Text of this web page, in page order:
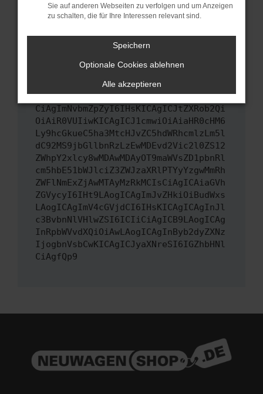
Wende dich an den Webseitenbetreiber.
Wenn du alle oben genannten Schritte versucht
versuchen, das Problem zu beheben. Du kannst
Fehlersuche zu unterstützen:
ewogICJuYW1lIjogIk5ldHdvcmtFcnJvciIs
CiAgImNvbmZpZyI6IHsKICAgICJtZXRob2Qi
OiAiR0VUIiwKICAgICJ1cmwiOiAiaHR0cHM6
Ly9hcGkueC5ha3MtcHJvZC5hdWRhcmlzLm5l
dC92MS9jbGllbnRzLzEwMDEvd2Vic2l0ZS12
ZWhpY2xlcy8wMDAwMDAyOT9maWVsZD1pbnRl
cm5hbE51bWJlciZ3ZWJzaXRlPTYyYzgwMmRh
ZWFlNmExZjAwMTAyMzRkMCIsCiAgICAiaGVh
ZGVycyI6IHt9LAogICAgImJvZHkiOiBudWxs
LAogICAgImV4cGVjdCI6IHsKICAgICAgInJl
c3BvbnNlVHlwZSI6ICIiCiAgICB9LAogICAg
InRpbWVvdXQiOiAwLAogICAgInByb2dyZXNz
IjogbnVsbCwKICAgICJyaXNreSI6IGZhbHNl
CiAgfQp9
Sie auf anderen Webseiten zu verfolgen und um Anzeigen
zu schalten, die für Ihre Interessen relevant sind.
Speichern
Optionale Cookies ablehnen
Alle akzeptieren